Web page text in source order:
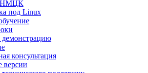
НМЦК
под Linux
демонстрацию
консультация
версии